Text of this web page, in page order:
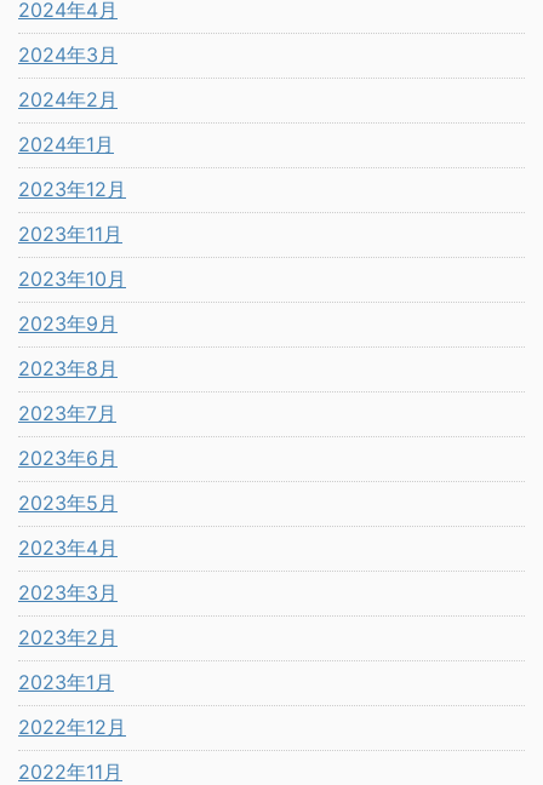
2024年4月
2024年3月
2024年2月
2024年1月
2023年12月
2023年11月
2023年10月
2023年9月
2023年8月
2023年7月
2023年6月
2023年5月
2023年4月
2023年3月
2023年2月
2023年1月
2022年12月
2022年11月